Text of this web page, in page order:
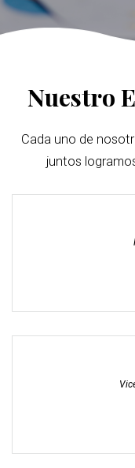
Nuestro
Cada uno de
juntos